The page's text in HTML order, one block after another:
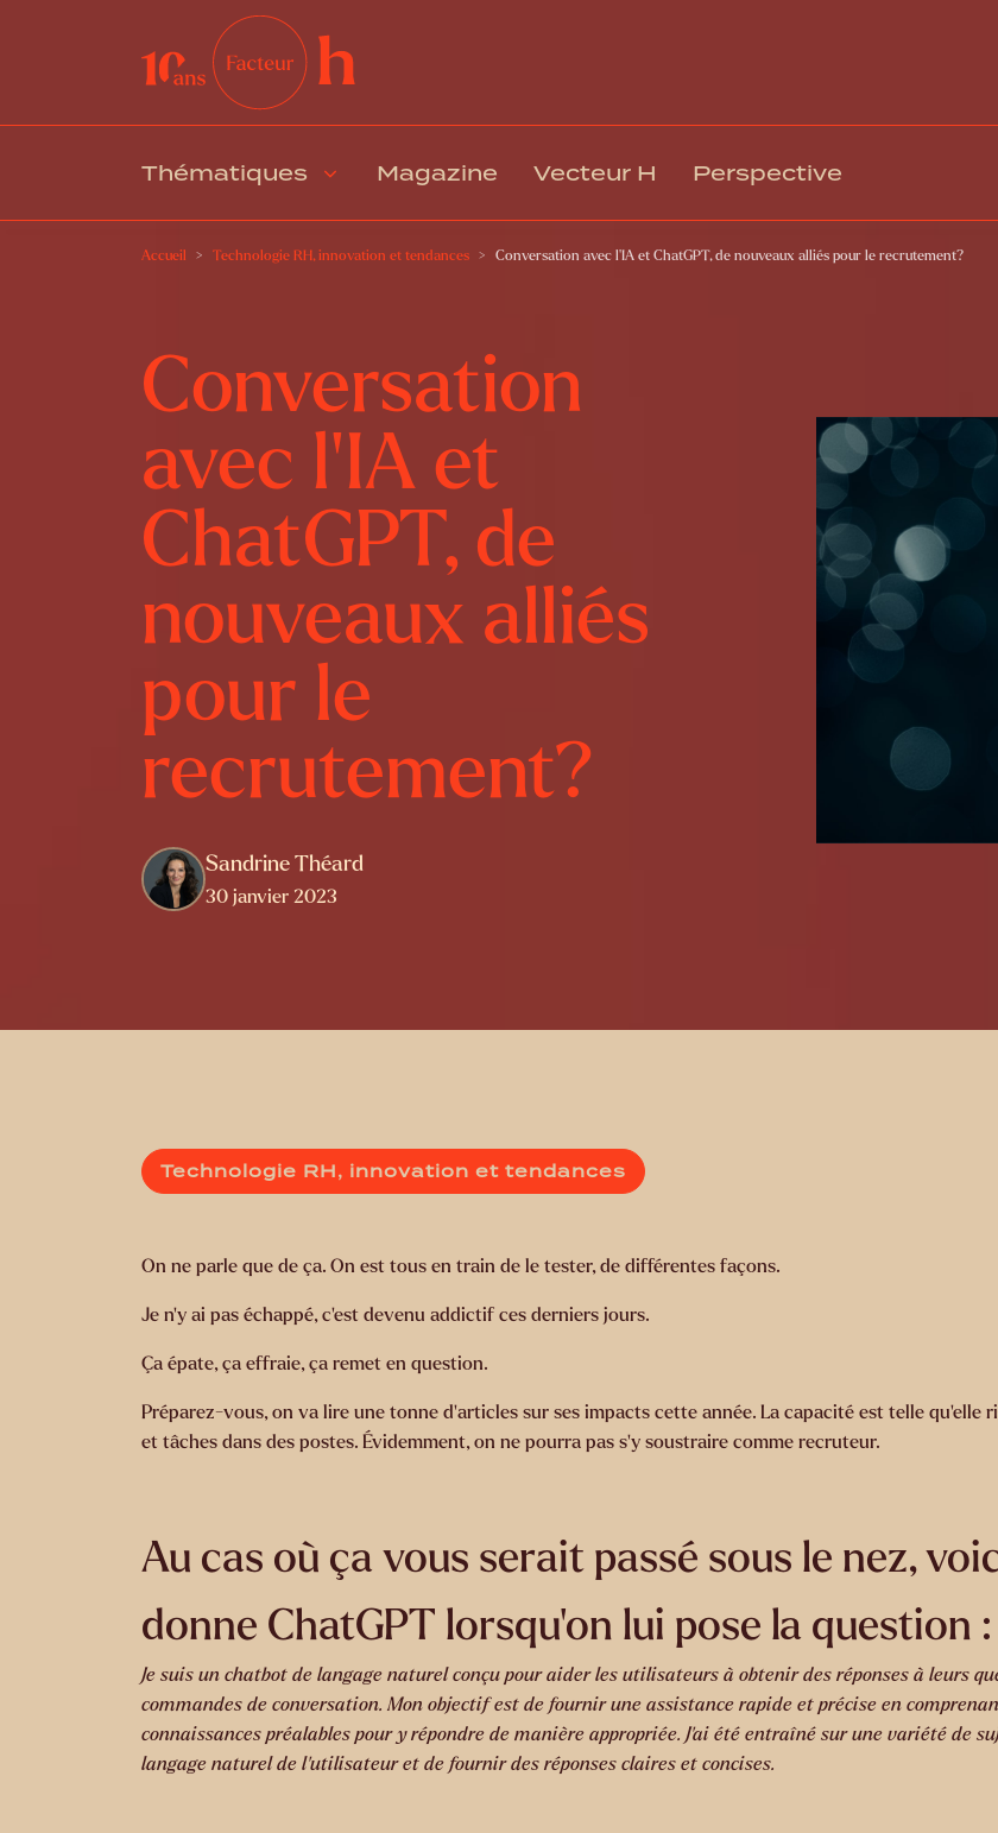
Thématiques
Leadership et gestion
Formation et développement
Santé, sécurité et bien-être au travail
Magazine Vecteur H Perspective
Accueil Technologie RH, innovation et tendances Conversation avec l’IA et ChatGPT, de nouveaux alliés pour le recrutement?
Conversation
avec l’IA et
ChatGPT, de
nouveaux alliés
pour le
recrutement?
Sandrine Théard
30 janvier 2023
Technologie RH, innovation et tendances
On ne parle que de ça. On est tous en train de le tester, de différentes façons.
Je n’y ai pas échappé, c’est devenu addictif ces derniers jours.
Ça épate, ça effraie, ça remet en question.
Préparez-vous, on va lire une tonne d’articles sur ses impacts cette année. La capacité est telle
et tâches dans des postes. Évidemment, on ne pourra pas s’y soustraire comme recruteur.
Au cas où ça vous serait passé sous le nez,
donne ChatGPT lorsqu’on lui pose la question :
Je suis un chatbot de langage naturel conçu pour aider les utilisateurs à obtenir des réponses à leurs
commandes de conversation. Mon objectif est de fournir une assistance rapide et précise en
connaissances préalables pour y répondre de manière appropriée. J’ai été entraîné sur une variété de
langage naturel de l’utilisateur et de fournir des réponses claires et concises.